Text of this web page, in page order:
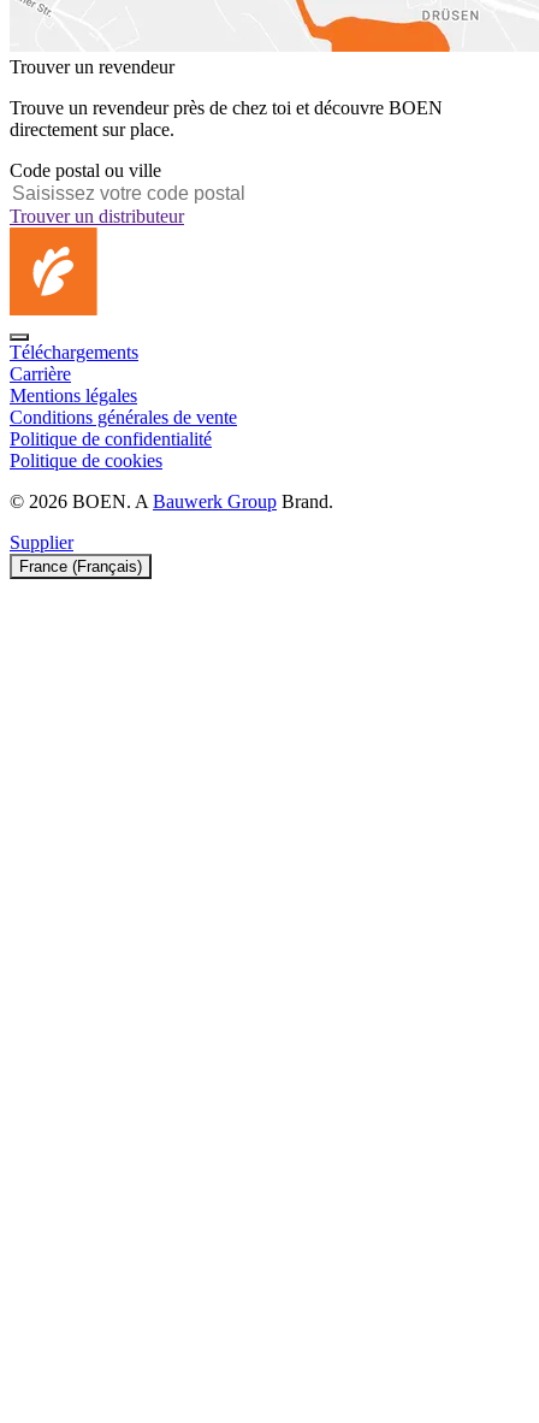
Trouver un revendeur
Trouve un revendeur près de chez toi et découvre BOEN
directement sur place.
Code postal ou ville
Trouver un distributeur
Téléchargements
Carrière
Mentions légales
Conditions générales de vente
Politique de confidentialité
Politique de cookies
© 2026 BOEN. ABauwerk Group Brand.
Supplier
France (Français)